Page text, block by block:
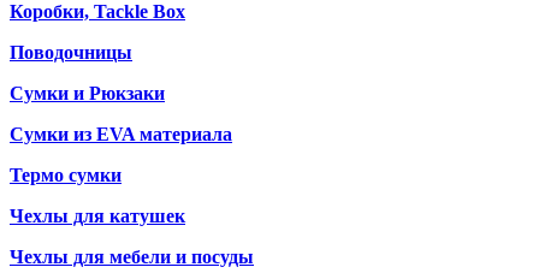
Коробки, Tackle Box
Поводочницы
Сумки и Рюкзаки
Сумки из EVA материала
Термо сумки
Чехлы для катушек
Чехлы для мебели и посуды